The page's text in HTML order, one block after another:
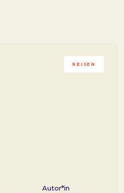
REISEN
Autor*in